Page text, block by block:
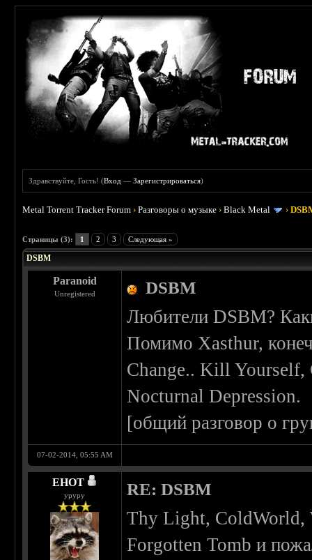
Здравствуйте, Гость! (Вход —Зарегистрироваться)
Metal Torrent Tracker Forum ›Разговоры о музыке ›Black Metal ›
Страницы (3): 1 2 3 Следующая »
DSBM
Paranoid
Unregistered DSBM
Любители DSBM?
Помимо Xasthur,
Change.. Kill Yourself,
Nocturnal Depression.
[общий разговор о
07-02-2014, 05:55 AM
EHOT
уруру RE: DSBM
Thy Light, ColdWorld,
Forgotten Tomb и